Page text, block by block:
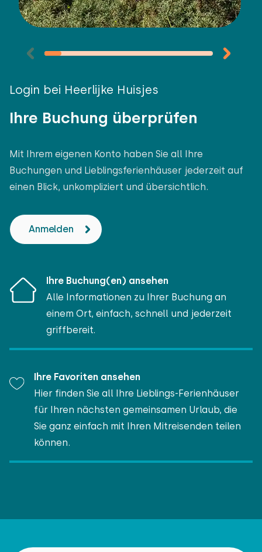
Login bei Heerlijke Huisjes
Ihre Buchung überprüfen
Mit Ihrem eigenen Konto haben Sie all Ihre
Buchungen und Lieblingsferienhäuser jederzeit auf
einen Blick, unkompliziert und übersichtlich.
Anmelden
Ihre Buchung(en) ansehen
Alle Informationen zu Ihrer Buchung an
einem Ort, einfach, schnell und jederzeit
griffbereit.
Ihre Favoriten ansehen
Hier finden Sie all Ihre Lieblings-Ferienhäuser
für Ihren nächsten gemeinsamen Urlaub, die
Sie ganz einfach mit Ihren Mitreisenden teilen
können.